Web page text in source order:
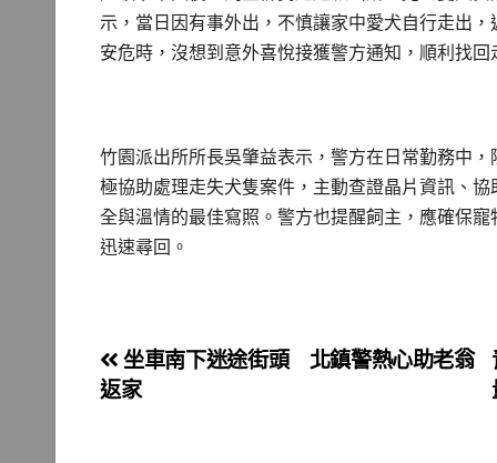
示，當日因有事外出，不慎讓家中愛犬自行走出
安危時，沒想到意外喜悅接獲警方通知，順利找
竹園派出所所長吳肇益表示，警方在日常勤務中
極協助處理走失犬隻案件，主動查證晶片資訊、
全與溫情的最佳寫照。警方也提醒飼主，應確保
迅速尋回。
文
章
坐車南下迷途街頭 北鎮警熱心助老翁
返家